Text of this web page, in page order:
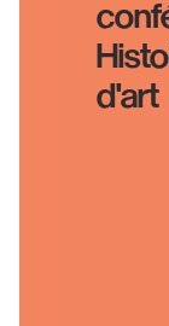
d'art